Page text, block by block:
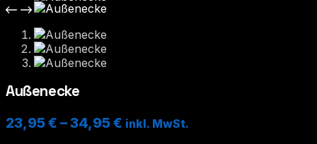
Außenecke
23,95€ –34,95€ inkl. MwSt.